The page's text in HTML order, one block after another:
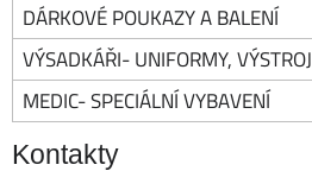
DÁRKOVÉ POUKAZY A BALENÍ
VÝSADKÁŘI- UNIFORMY, VÝSTROJ
MEDIC- SPECIÁLNÍ VYBAVENÍ
Kontakty